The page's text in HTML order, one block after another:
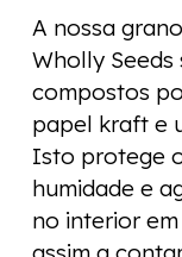
A nossa
Wholly
compostos
papel kraft e
Isto protege
humidade e
no interior